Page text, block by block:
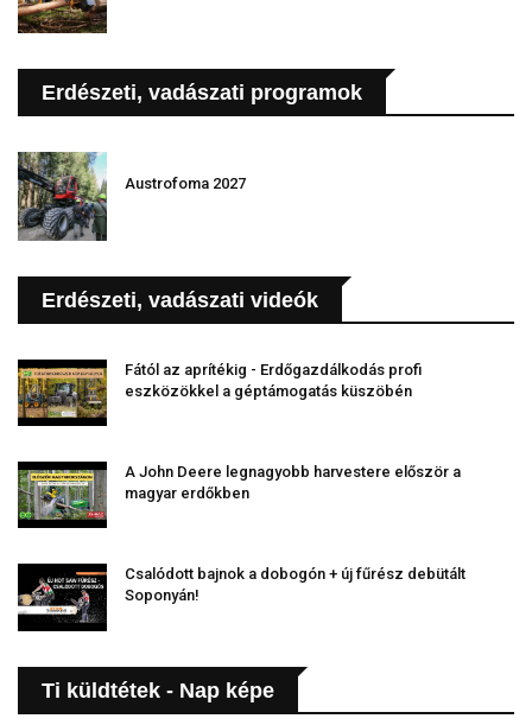
Erdészeti, vadászati programok
Austrofoma 2027
Erdészeti, vadászati videók
Fától az aprítékig - Erdőgazdálkodás profi
eszközökkel a géptámogatás küszöbén
A John Deere legnagyobb harvestere először a
magyar erdőkben
Csalódott bajnok a dobogón + új fűrész debütált
Soponyán!
Ti küldtétek - Nap képe